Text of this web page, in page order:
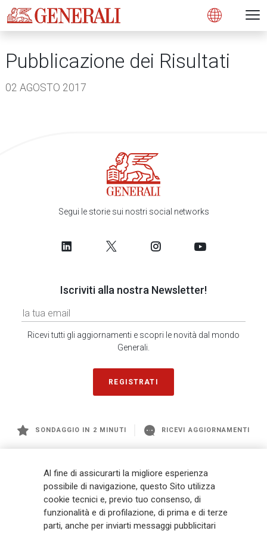
Open
Pubblicazione dei Risultati
02 AGOSTO 2017
Segui le storie sui nostri social networks
Iscriviti alla nostra Newsletter!
Ricevi tutti gli aggiornamenti e scopri le novità dal mondo
Generali.
REGISTRATI
SONDAGGIO IN 2 MINUTI RICEVI AGGIORNAMENTI
management a livello globale, con premi complessivi pari a € 98,1
miliardi e € 900 miliardi di AUM nel 2025. Fondato nel 1831, con oltre 88
mila dipendenti e 163 mila agenti che servono 75 milioni di clienti, il
Gruppo ha una posizione di leadership in Europa e una presenza
crescente in Asia e America. Al centro della strategia di Generali c'è il suo
Al fine di assicurarti la migliore esperienza
possibile di navigazione, questo Sito utilizza
cookie tecnici e, previo tuo consenso, di
funzionalità e di profilazione, di prima e di terze
parti, anche per inviarti messaggi pubblicitari